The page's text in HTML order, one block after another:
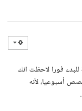
فورا لاحظت انك
يومية، لكن بقترح عليك يكونو 3 حصص أسبوعيا، لأنه